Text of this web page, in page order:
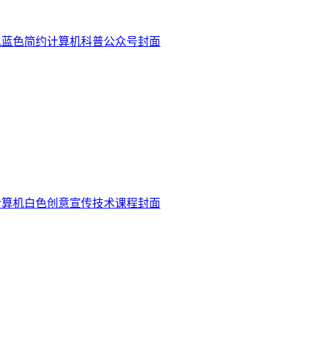
色简约计算机科普公众号封面
机白色创意宣传技术课程封面